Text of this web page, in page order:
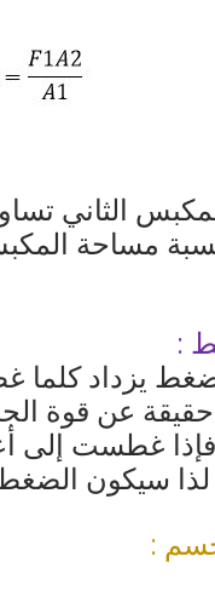
الثاني
مساحة
:
يزداد
عن قوة
فإذا غطست إلى
سيكون
: